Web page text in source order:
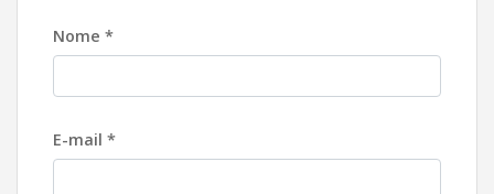
Nome *
E-mail *